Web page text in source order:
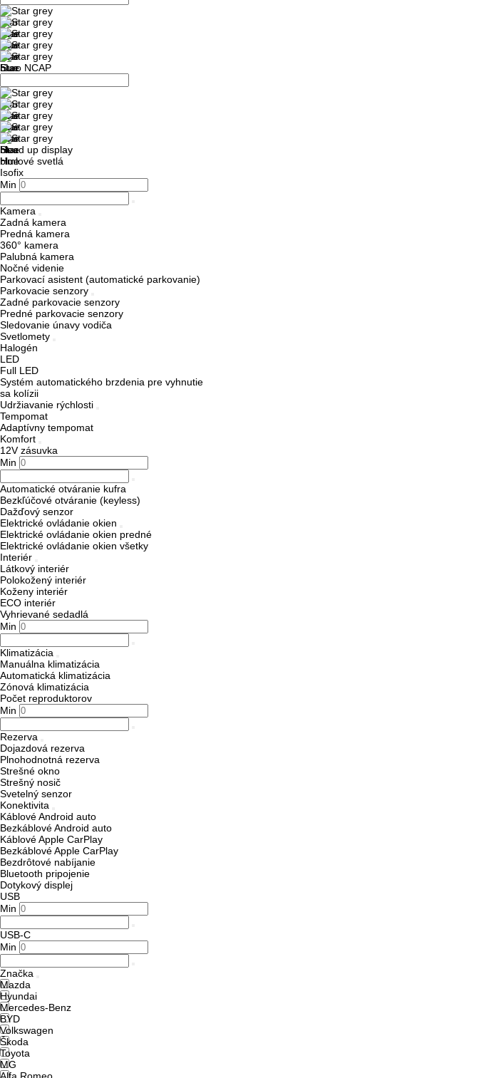
Euro NCAP
Head up display
Hmlové svetlá
Isofix
Min
Kamera
Zadná kamera
Predná kamera
360° kamera
Palubná kamera
Nočné videnie
Parkovací asistent (automatické parkovanie)
Parkovacie senzory
Zadné parkovacie senzory
Predné parkovacie senzory
Sledovanie únavy vodiča
Svetlomety
Halogén
LED
Full LED
Systém automatického brzdenia pre vyhnutie
sa kolízii
Udržiavanie rýchlosti
Tempomat
Adaptívny tempomat
Komfort
12V zásuvka
Min
Automatické otváranie kufra
Bezkľúčové otváranie (keyless)
Dažďový senzor
Elektrické ovládanie okien
Elektrické ovládanie okien predné
Elektrické ovládanie okien všetky
Interiér
Látkový interiér
Polokožený interiér
Koženy interiér
ECO interiér
Vyhrievané sedadlá
Min
Klimatizácia
Manuálna klimatizácia
Automatická klimatizácia
Zónová klimatizácia
Počet reproduktorov
Min
Rezerva
Dojazdová rezerva
Plnohodnotná rezerva
Strešné okno
Strešný nosič
Svetelný senzor
Konektivita
Káblové Android auto
Bezkáblové Android auto
Káblové Apple CarPlay
Bezkáblové Apple CarPlay
Bezdrôtové nabíjanie
Bluetooth pripojenie
Dotykový displej
USB
Min
USB-C
Min
Značka
Mazda
Hyundai
Mercedes-Benz
BYD
Volkswagen
Škoda
Toyota
MG
Alfa Romeo